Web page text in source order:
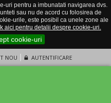
uri pentru a imbunatati navigarea dvs.
sau nu de acord cu folosirea de
urile, este posibil ca unele zone ale
aici pentru detalii despre cookie-uri.
cookie-uri
NOU AUTENTIFICARE